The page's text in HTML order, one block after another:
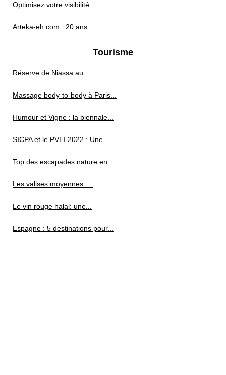
Optimisez votre visibilité...
Arteka-eh.com : 20 ans...
Tourisme
Réserve de Niassa au...
Massage body-to-body à Paris...
Humour et Vigne : la biennale...
SICPA et le PVEI 2022 : Une...
Top des escapades nature en...
Les valises moyennes :...
Le vin rouge halal: une...
Espagne : 5 destinations pour...